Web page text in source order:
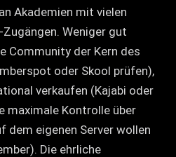
Akademien mit vielen
Weniger gut
Community der Kern des
oder Skool prüfen),
verkaufen (Kajabi oder
maximale Kontrolle über
dem eigenen Server wollen
Die ehrliche